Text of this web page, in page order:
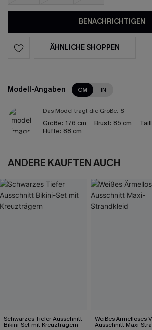
BENACHRICHTIGEN
ÄHNLICHE SHOPPEN
Modell-Angaben CM IN
Das Model trägt die Größe: S
Größe: 176 cm Brust: 85 cm
Hüfte: 88 cm
ANDERE KAUFTEN AUCH
Schwarzes Tiefer Ausschnitt
Bikini-Set mit Kreuzträgern
Weißes Ärmelloses
Ausschnitt Maxi-